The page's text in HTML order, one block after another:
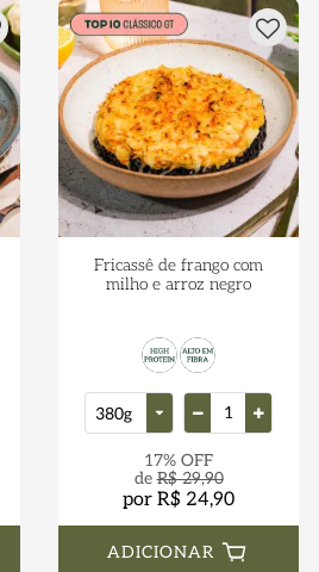
Fricassê de frango com
milho e arroz negro
17% OFF
deR$ 29,90
por R$ 24,90
ADICIONAR